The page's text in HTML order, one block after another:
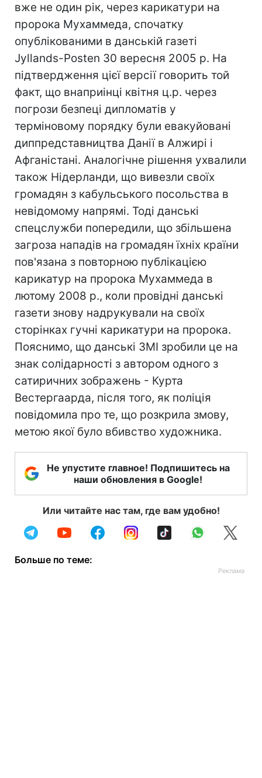
вже не один рік, через карикатури на
пророка Мухаммеда, спочатку
опублікованими в данській газеті
Jyllаnds-Posten 30 вересня 2005 р. На
підтвердження цієї версії говорить той
факт, що внаприінці квітня ц.р. через
погрози безпеці дипломатів у
терміновому порядку були евакуйовані
диппредставництва Данії в Алжирі і
Афганістані. Аналогічне рішення ухвалили
також Нідерланди, що вивезли своїх
громадян з кабульського посольства в
невідомому напрямі. Тоді данські
спецслужби попередили, що збільшена
загроза нападів на громадян їхніх країни
пов'язана з повторною публікацією
карикатур на пророка Мухаммеда в
лютому 2008 р., коли провідні данські
газети знову надрукували на своїх
сторінках гучні карикатури на пророка.
Пояснимо, що данські ЗМІ зробили це на
знак солідарності з автором одного з
сатиричних зображень - Курта
Вестергаарда, після того, як поліція
повідомила про те, що розкрила змову,
метою якої було вбивство художника.
Не упустите главное! Подпишитесь на
наши обновления в Google!
Или читайте нас там, где вам удобно!
Больше по теме: